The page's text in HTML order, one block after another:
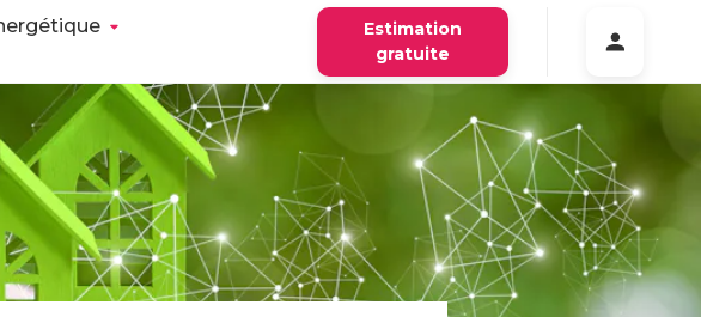
Estimation
gratuite